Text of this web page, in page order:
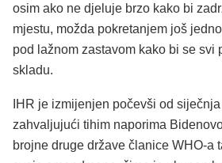
osim ako ne djeluje brzo kako bi
mjestu, možda pokretanjem još
pod lažnom zastavom kako bi se svi
skladu.
IHR je izmijenjen počevši od
zahvaljujući tihim naporima
brojne druge države članice WHO-a